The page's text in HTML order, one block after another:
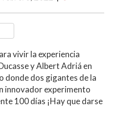
vivir la experiencia
y Albert Adriá en
donde dos gigantes de la
innovador experimento
100 días ¡Hay que darse